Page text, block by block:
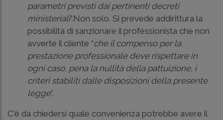
parametri previsti dai pertinenti decreti
ministeriali”.Non solo. Si prevede addirittura la
possibilità di sanzionare il professionista che non
avverte il cliente “che il compenso per la
prestazione professionale deve rispettare in
ogni caso, pena la nullità della pattuizione, i
criteri stabiliti dalle disposizioni della presente
legge”.
C'è da chiedersi quale convenienza potrebbe avere il